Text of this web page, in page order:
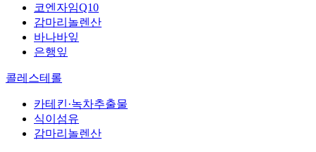
코엔자임Q10
감마리놀렌산
바나바잎
은행잎
콜레스테롤
카테킨·녹차추출물
식이섬유
감마리놀렌산